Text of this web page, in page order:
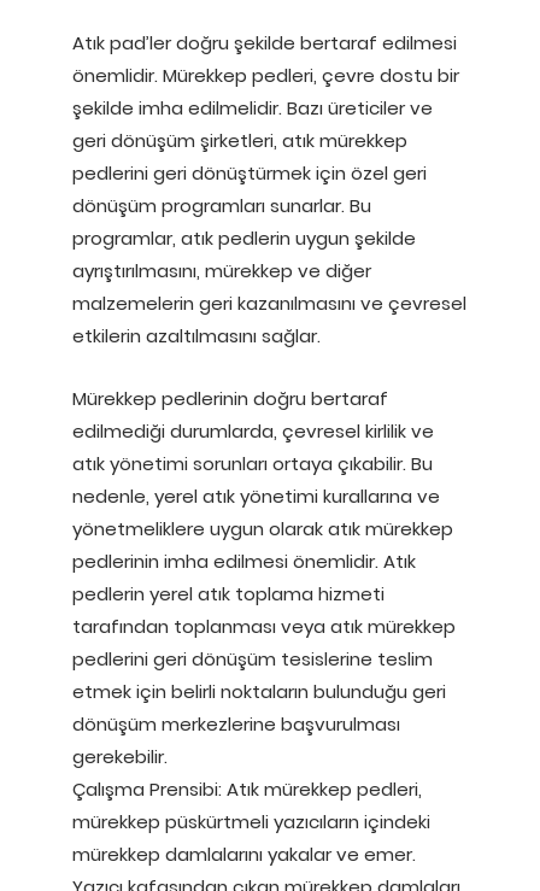
Atık pad’ler doğru şekilde bertaraf edilmesi
önemlidir. Mürekkep pedleri, çevre dostu bir
şekilde imha edilmelidir. Bazı üreticiler ve
geri dönüşüm şirketleri, atık mürekkep
pedlerini geri dönüştürmek için özel geri
dönüşüm programları sunarlar. Bu
programlar, atık pedlerin uygun şekilde
ayrıştırılmasını, mürekkep ve diğer
malzemelerin geri kazanılmasını ve çevresel
etkilerin azaltılmasını sağlar.
Mürekkep pedlerinin doğru bertaraf
edilmediği durumlarda, çevresel kirlilik ve
atık yönetimi sorunları ortaya çıkabilir. Bu
nedenle, yerel atık yönetimi kurallarına ve
yönetmeliklere uygun olarak atık mürekkep
pedlerinin imha edilmesi önemlidir. Atık
pedlerin yerel atık toplama hizmeti
tarafından toplanması veya atık mürekkep
pedlerini geri dönüşüm tesislerine teslim
etmek için belirli noktaların bulunduğu geri
dönüşüm merkezlerine başvurulması
gerekebilir.
Çalışma Prensibi: Atık mürekkep pedleri,
mürekkep püskürtmeli yazıcıların içindeki
mürekkep damlalarını yakalar ve emer.